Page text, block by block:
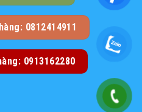
0812414911
0913162280